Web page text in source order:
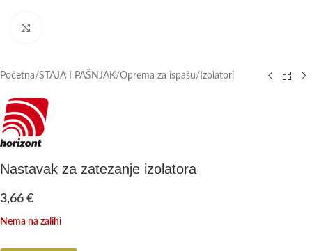
Početna/STAJA I PAŠNJAK/Oprema za ispašu/ Izolatori
Nastavak za zatezanje izolatora
3,66 €
Nema na zalihi